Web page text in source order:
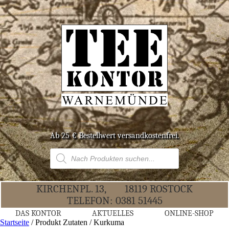
Ab 25 € Bestell­wert versandkostenfrei.
Products
search
KIR­CHEN­PL. 13,
18119 ROS­TOCK
TELE­FON: 0381 51445
DAS KON­TOR AKTU­EL­LES ONLINE-SHOP
Startseite / Produkt Zutaten / Kurkuma